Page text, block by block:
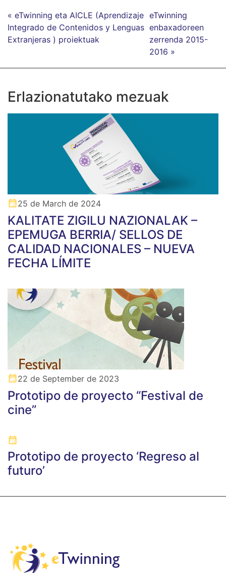
« eTwinning eta AICLE (Aprendizaje
Integrado de Contenidos y Lenguas
Extranjeras ) proiektuak
eTwinning
enbaxadoreen
zerrenda 2015-
2016 »
Erlazionatutako mezuak
25 de March de 2024
KALITATE ZIGILU NAZIONALAK –
EPEMUGA BERRIA/ SELLOS DE
CALIDAD NACIONALES – NUEVA
FECHA LÍMITE
22 de September de 2023
Prototipo de proyecto “Festival de
cine”
Prototipo de proyecto ‘Regreso al
futuro’